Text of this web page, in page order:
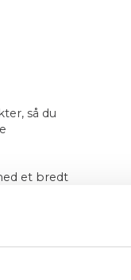
så du
et bredt
års
gerne